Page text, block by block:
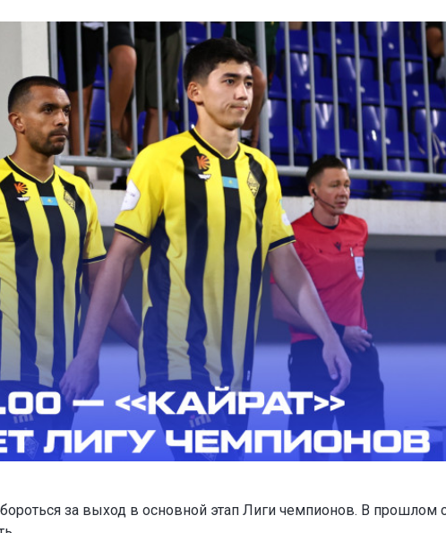
за выход в основной этап Лиги чемпионов. В прошлом